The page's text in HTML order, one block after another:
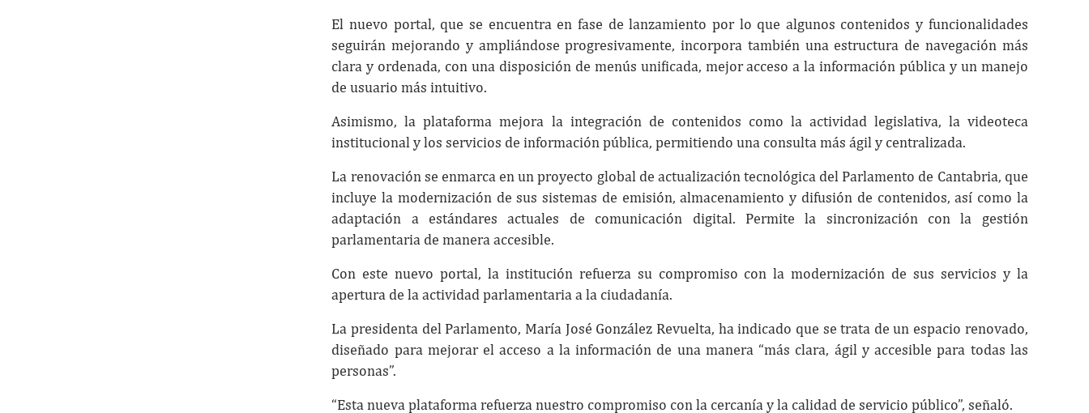
El nuevo portal, que se encuentra en fase de lanzamiento por lo que algunos contenidos y funcionalidades
seguirán mejorando y ampliándose progresivamente, incorpora también una estructura de navegación más
clara y ordenada, con una disposición de menús unificada, mejor acceso a la información pública y un manejo
de usuario más intuitivo.
Asimismo, la plataforma mejora la integración de contenidos como la actividad legislativa, la videoteca
institucional y los servicios de información pública, permitiendo una consulta más ágil y centralizada.
La renovación se enmarca en un proyecto global de actualización tecnológica del Parlamento de Cantabria, que
incluye la modernización de sus sistemas de emisión, almacenamiento y difusión de contenidos, así como la
adaptación a estándares actuales de comunicación digital. Permite la sincronización con la gestión
parlamentaria de manera accesible.
Con este nuevo portal, la institución refuerza su compromiso con la modernización de sus servicios y la
apertura de la actividad parlamentaria a la ciudadanía.
La presidenta del Parlamento, María José González Revuelta, ha indicado que se trata de un espacio renovado,
diseñado para mejorar el acceso a la información de una manera “más clara, ágil y accesible para todas las
personas”.
“Esta nueva plataforma refuerza nuestro compromiso con la cercanía y la calidad de servicio público”, señaló.